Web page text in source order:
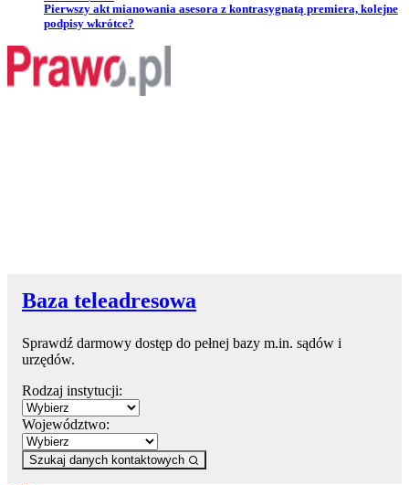
Przejdź do artykułu:
Pierwszy akt mianowania asesora z kontrasygnatą premiera, kolejne
podpisy wkrótce?
Baza teleadresowa
Sprawdź darmowy dostęp do pełnej bazy m.in. sądów i
urzędów.
Rodzaj instytucji:
Województwo:
Szukaj danych kontaktowych